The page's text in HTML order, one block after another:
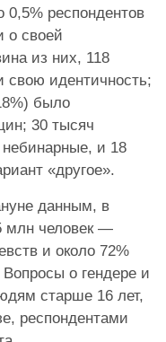
0,5% респондентов
о своей
из них, 118
свою идентичность;
было
30 тысяч
небинарные, и 18
«другое».
данным, в
млн человек —
и около 72%
о гендере и
старше 16 лет,
респондентами